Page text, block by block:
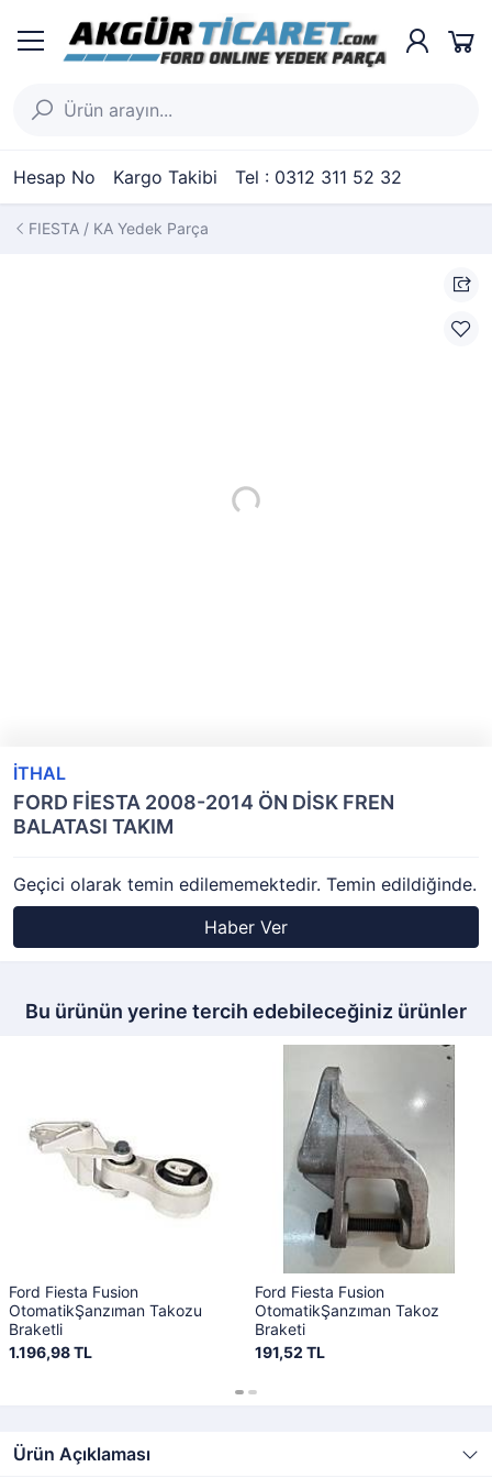
Hesap No Kargo Takibi Tel : 0312 311 52 32
FIESTA / KA Yedek Parça
İTHAL
FORD FİESTA 2008-2014 ÖN DİSK FREN
BALATASI TAKIM
Geçici olarak temin edilememektedir. Temin edildiğinde.
Haber Ver
Bu ürünün yerine tercih edebileceğiniz ürünler
Ford Fiesta Fusion
OtomatikŞanzıman Takozu
Braketli
1.196,98 TL
Ford Fiesta Fusion
OtomatikŞanzıman Takoz
Braketi
191,52 TL
Ürün Açıklaması